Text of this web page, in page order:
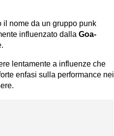
il nome da un gruppo punk
influenzato dalla Goa-
lentamente a influenze che
enfasi sulla performance nei